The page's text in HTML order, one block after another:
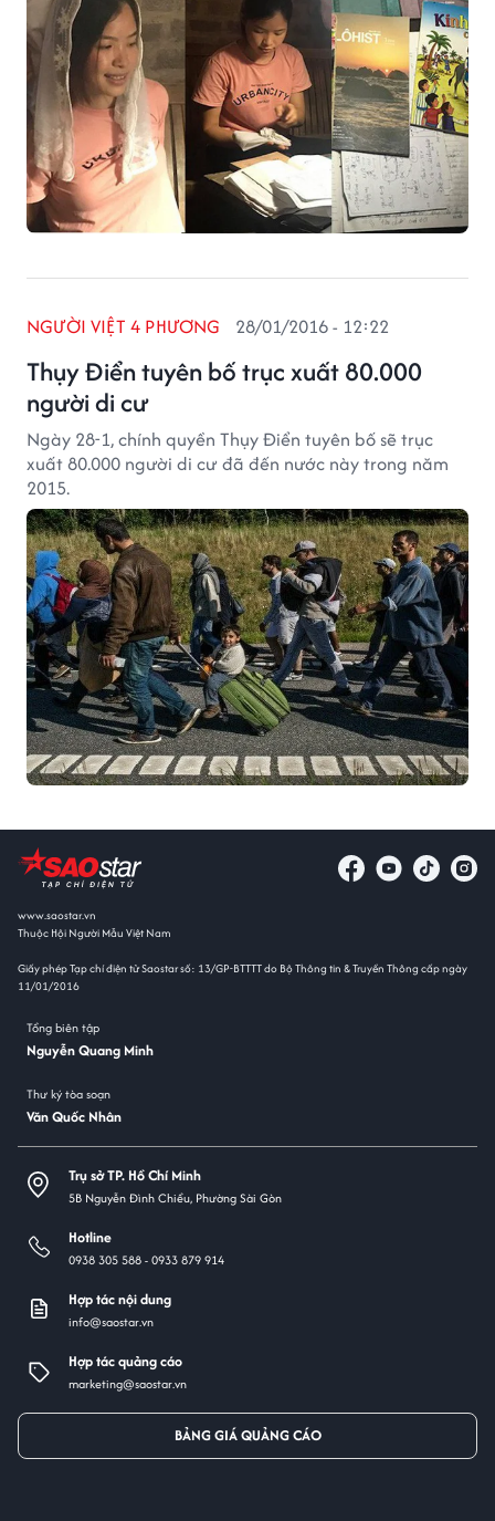
Thụy Điển tuyên bố trục xuất 80.000
người di cư
NGƯỜI VIỆT 4 PHƯƠNG 28/01/2016 - 12:22
Ngày 28-1, chính quyền Thụy Điển tuyên bố sẽ trục
xuất 80.000 người di cư đã đến nước này trong năm
2015.
www.saostar.vn
Thuộc Hội Người Mẫu Việt Nam
Giấy phép Tạp chí điện tử Saostar số: 13/GP-BTTTT do Bộ Thông tin & Truyền Thông cấp ngày
11/01/2016
Tổng biên tập
Nguyễn Quang Minh
Thư ký tòa soạn
Văn Quốc Nhân
Trụ sở TP. Hồ Chí Minh
5B Nguyễn Đình Chiểu, Phường Sài Gòn
Hotline
0938 305 588 -0933 879 914
Hợp tác nội dung
info@saostar.vn
Hợp tác quảng cáo
marketing@saostar.vn
BẢNG GIÁ QUẢNG CÁO